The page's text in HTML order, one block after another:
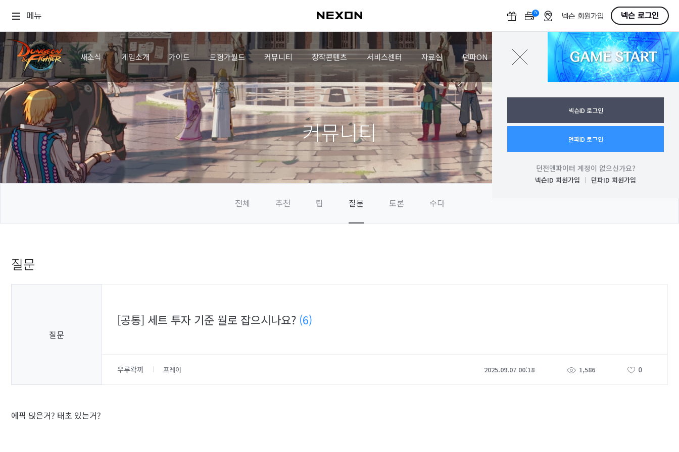
메뉴 N
F
넥슨 회원가입 넥슨 로그인
새소식 게임소개 가이드 모험가월드 커뮤니티 창작콘텐츠 서비스센터 자료실 던파ON GAME START
로그인
넥슨ID 로그인
던파ID 로그인
던전앤파이터 계정이 없으신가요?
넥슨ID 회원가입 던파ID 회원가입
커뮤니티
전체 추천 팁 질문 토론 수다
질문
질문
[공통] 세트 투자 기준 뭘로 잡으시나요? (6)
우루롹끼 프레이 2025.09.07 00:18 1,586 0
에픽 많은거? 태초 있는거?